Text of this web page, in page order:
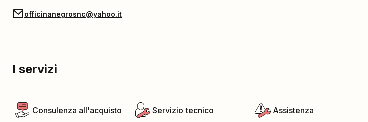
officinanegrosnc@yahoo.it
I servizi
Consulenza all'acquisto Servizio tecnico Assistenza